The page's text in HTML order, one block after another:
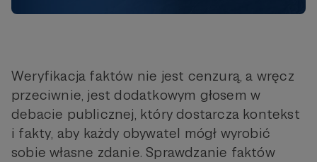
Weryfikacja faktów nie jest cenzurą, a wręcz
przeciwnie, jest dodatkowym głosem w
debacie publicznej, który dostarcza kontekst
i fakty, aby każdy obywatel mógł wyrobić
sobie własne zdanie. Sprawdzanie faktów